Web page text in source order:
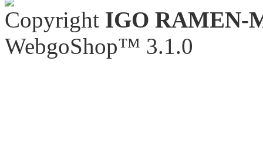
Copyright IGO RAMEN-
WebgoShop™ 3.1.0